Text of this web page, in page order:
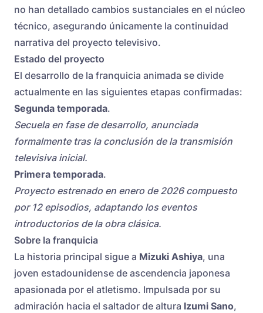
no han detallado cambios sustanciales en el núcleo
técnico, asegurando únicamente la continuidad
narrativa del proyecto televisivo.
Estado del proyecto
El desarrollo de la franquicia animada se divide
actualmente en las siguientes etapas confirmadas:
Segunda temporada.
Secuela en fase de desarrollo, anunciada
formalmente tras la conclusión de la transmisión
televisiva inicial.
Primera temporada.
Proyecto estrenado en enero de 2026 compuesto
por 12 episodios, adaptando los eventos
introductorios de la obra clásica.
Sobre la franquicia
La historia principal sigue a Mizuki Ashiya, una
joven estadounidense de ascendencia japonesa
apasionada por el atletismo. Impulsada por su
admiración hacia el saltador de altura Izumi Sano,